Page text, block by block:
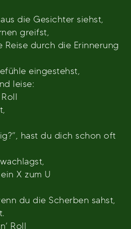
die Gesichter siehst,
greifst,
Reise durch die Erinnerung
eingestehst,
leise:
hast du dich schon oft
X zum U
du die Scherben sahst,
Roll